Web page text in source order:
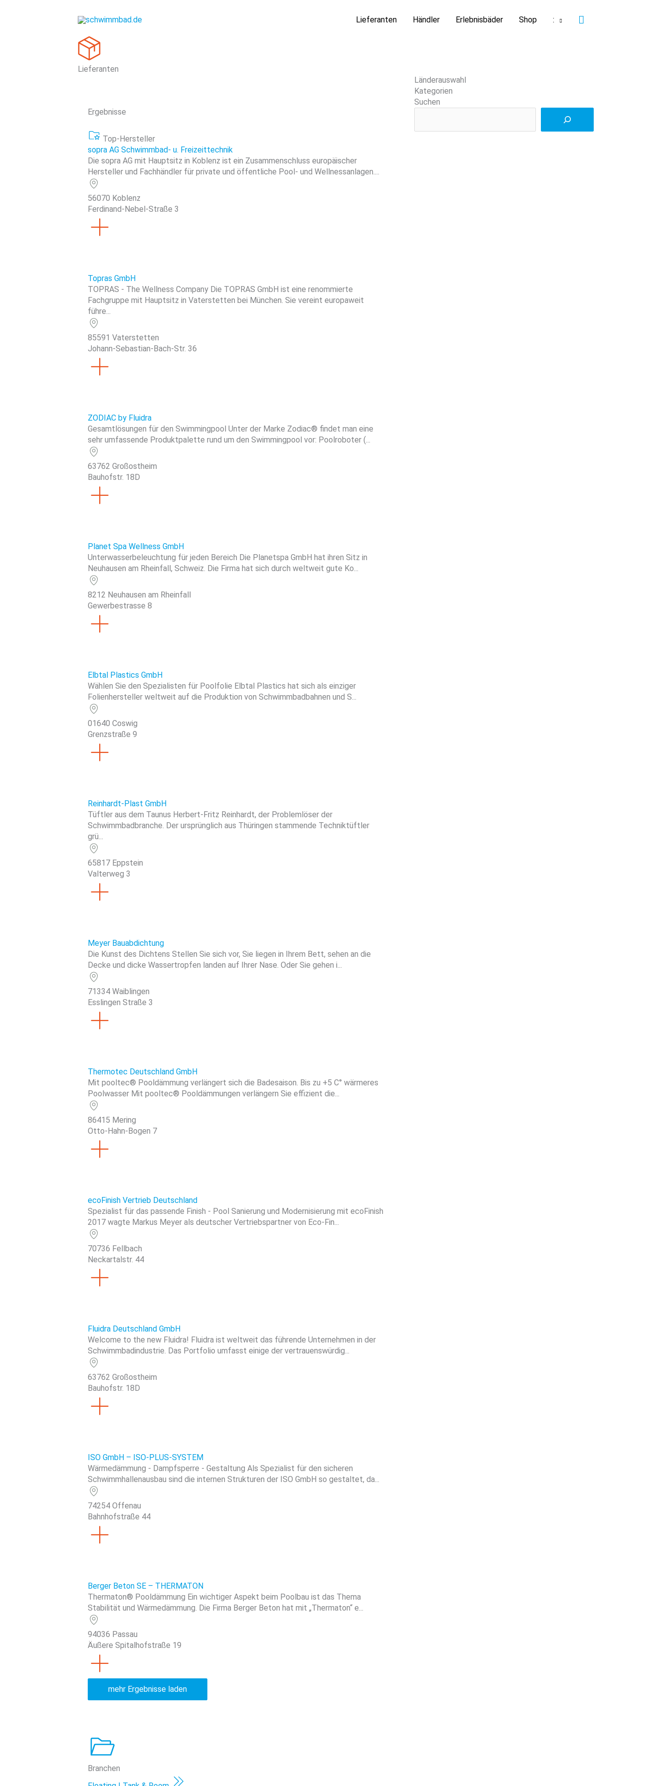
Lieferanten Händler Erlebnisbäder Shop : Suchen
Lieferanten
Ergebnisse
Top-Hersteller
sopra AG Schwimmbad- u. Freizeittechnik
Die sopra AG mit Hauptsitz in Koblenz ist ein Zusammenschluss europäischer
Hersteller und Fachhändler für private und öffentliche Pool- und Wellnessanlagen....
56070 Koblenz
Ferdinand-Nebel-Straße 3
Topras GmbH
TOPRAS - The Wellness Company Die TOPRAS GmbH ist eine renommierte
Fachgruppe mit Hauptsitz in Vaterstetten bei München. Sie vereint europaweit
führe...
85591 Vaterstetten
Johann-Sebastian-Bach-Str. 36
ZODIAC by Fluidra
Gesamtlösungen für den Swimmingpool Unter der Marke Zodiac® findet man eine
sehr umfassende Produktpalette rund um den Swimmingpool vor: Poolroboter (...
63762 Großostheim
Bauhofstr. 18D
Planet Spa Wellness GmbH
Unterwasserbeleuchtung für jeden Bereich Die Planetspa GmbH hat ihren Sitz in
Neuhausen am Rheinfall, Schweiz. Die Firma hat sich durch weltweit gute Ko...
8212 Neuhausen am Rheinfall
Gewerbestrasse 8
Elbtal Plastics GmbH
Wählen Sie den Spezialisten für Poolfolie Elbtal Plastics hat sich als einziger
Folienhersteller weltweit auf die Produktion von Schwimmbadbahnen und S...
01640 Coswig
Grenzstraße 9
Reinhardt-Plast GmbH
Tüftler aus dem Taunus Herbert-Fritz Reinhardt, der Problemlöser der
Schwimmbadbranche. Der ursprünglich aus Thüringen stammende Techniktüftler
grü...
65817 Eppstein
Valterweg 3
Meyer Bauabdichtung
Die Kunst des Dichtens Stellen Sie sich vor, Sie liegen in Ihrem Bett, sehen an die
Decke und dicke Wassertropfen landen auf Ihrer Nase. Oder Sie gehen i...
71334 Waiblingen
Esslingen Straße 3
Thermotec Deutschland GmbH
Mit pooltec® Pooldämmung verlängert sich die Badesaison. Bis zu +5 C° wärmeres
Poolwasser Mit pooltec® Pooldämmungen verlängern Sie effizient die...
86415 Mering
Otto-Hahn-Bogen 7
ecoFinish Vertrieb Deutschland
Spezialist für das passende Finish - Pool Sanierung und Modernisierung mit ecoFinish
2017 wagte Markus Meyer als deutscher Vertriebspartner von Eco-Fin...
70736 Fellbach
Neckartalstr. 44
Fluidra Deutschland GmbH
Welcome to the new Fluidra! Fluidra ist weltweit das führende Unternehmen in der
Schwimmbadindustrie. Das Portfolio umfasst einige der vertrauenswürdig...
63762 Großostheim
Bauhofstr. 18D
ISO GmbH – ISO-PLUS-SYSTEM
Wärmedämmung - Dampfsperre - Gestaltung Als Spezialist für den sicheren
Schwimmhallenausbau sind die internen Strukturen der ISO GmbH so gestaltet, da...
74254 Offenau
Bahnhofstraße 44
Berger Beton SE – THERMATON
Thermaton® Pooldämmung Ein wichtiger Aspekt beim Poolbau ist das Thema
Stabilität und Wärmedämmung. Die Firma Berger Beton hat mit „Thermaton“ e...
94036 Passau
Äußere Spitalhofstraße 19
mehr Ergebnisse laden
Länderauswahl
Kategorien
Suchen
Branchen